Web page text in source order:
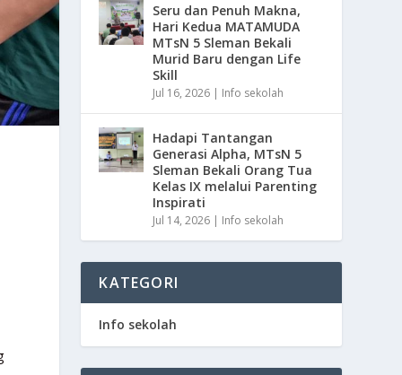
Seru dan Penuh Makna,
Hari Kedua MATAMUDA
MTsN 5 Sleman Bekali
Murid Baru dengan Life
Skill
Jul 16, 2026 | Info sekolah
Hadapi Tantangan
Generasi Alpha, MTsN 5
Sleman Bekali Orang Tua
Kelas IX melalui Parenting
Inspirati
Jul 14, 2026 | Info sekolah
KATEGORI
Info sekolah